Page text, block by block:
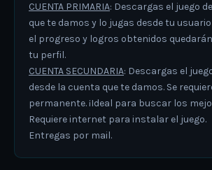
CUENTA PRIMARIA: Descargas el juego
que te damos y lo jugas desde tu
el progreso y logros obtenidos
tu perfil.
CUENTA SECUNDARIA: Descargas el
desde la cuenta que te damos. Se
permanente. ¡Ideal para buscar los
Requiere internet para instalar el juego.
Entregas por mail.